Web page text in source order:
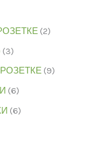
РОЗЕТКЕ (2)
(3)
РОЗЕТКЕ (9)
(6)
(6)